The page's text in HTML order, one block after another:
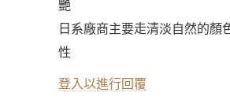
艷
日系廠商主要走清淡自然的顏
性
登入以進行回覆